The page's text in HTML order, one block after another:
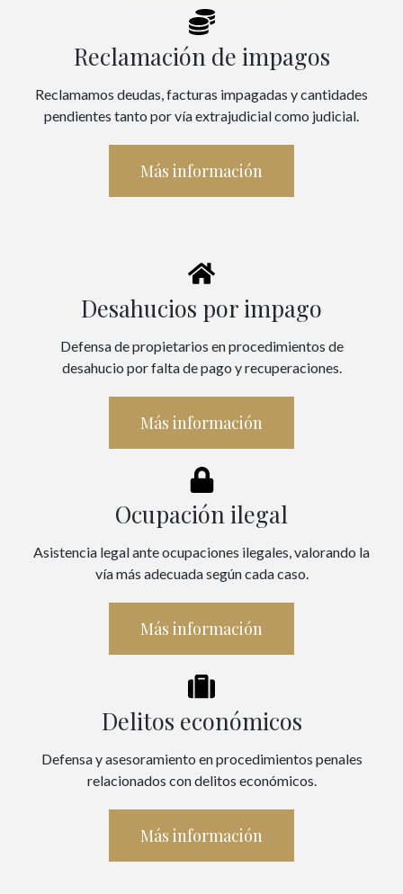
Reclamación de impagos
Reclamamos deudas, facturas impagadas y cantidades
pendientes tanto por vía extrajudicial como judicial.
Más información
Desahucios por impago
Defensa de propietarios en procedimientos de
desahucio por falta de pago y recuperaciones.
Más información
Ocupación ilegal
Asistencia legal ante ocupaciones ilegales, valorando la
vía más adecuada según cada caso.
Más información
Delitos económicos
Defensa y asesoramiento en procedimientos penales
relacionados con delitos económicos.
Más información